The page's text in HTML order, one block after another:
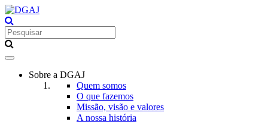
Toggle
navigationSobre a DGAJ
Quem somos
O que fazemos
Missão, visão e valores
A nossa história